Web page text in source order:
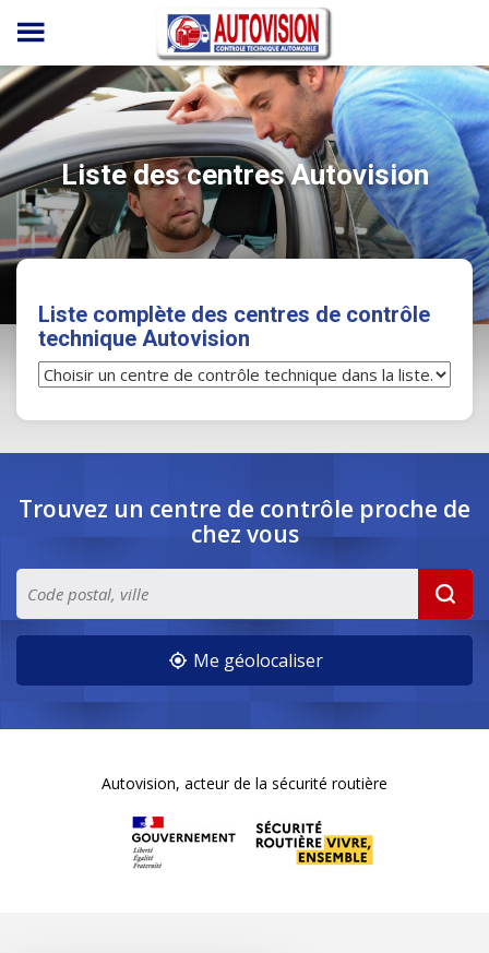
Panneau de gestion des cookies
Liste des centres Autovision
Liste complète des centres de contrôle
technique Autovision
Trouvez un centre de contrôle proche de
chez vous
Me géolocaliser
Autovision, acteur de la sécurité routière